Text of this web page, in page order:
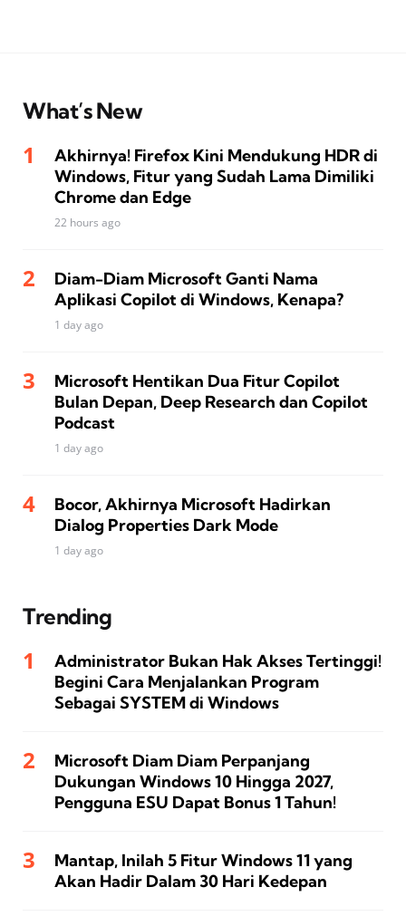
What’s New
Akhirnya! Firefox Kini Mendukung HDR di
Windows, Fitur yang Sudah Lama Dimiliki
Chrome dan Edge
22 hours ago
Diam-Diam Microsoft Ganti Nama
Aplikasi Copilot di Windows, Kenapa?
1 day ago
Microsoft Hentikan Dua Fitur Copilot
Bulan Depan, Deep Research dan Copilot
Podcast
1 day ago
Bocor, Akhirnya Microsoft Hadirkan
Dialog Properties Dark Mode
1 day ago
Trending
Administrator Bukan Hak Akses Tertinggi!
Begini Cara Menjalankan Program
Sebagai SYSTEM di Windows
Microsoft Diam Diam Perpanjang
Dukungan Windows 10 Hingga 2027,
Pengguna ESU Dapat Bonus 1 Tahun!
Mantap, Inilah 5 Fitur Windows 11 yang
Akan Hadir Dalam 30 Hari Kedepan